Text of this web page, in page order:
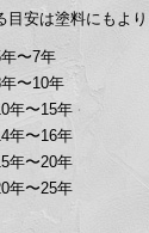
目安は塗料にもよ
〜7年
〜10年
年〜15年
年〜16年
〜20年
〜25年